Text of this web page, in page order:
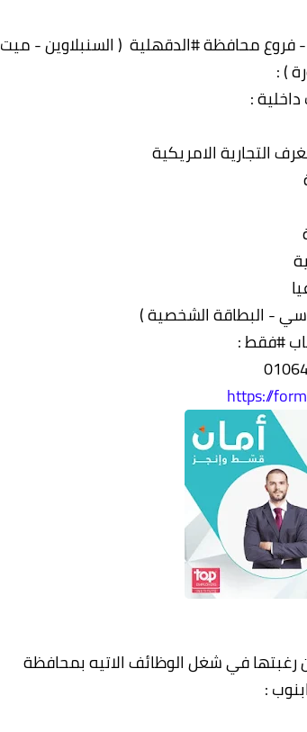
محافظة #الدقهلية ( السنبلاوين - ميت
) :
:
التجارية الامريكية
- البطاقة الشخصية )
#فقط :
https://
في شغل الوظائف الاتيه بمحافظة
: